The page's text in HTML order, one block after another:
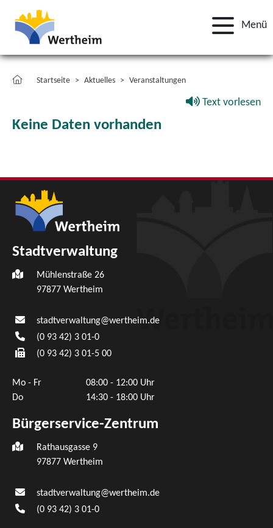
Menü
Startseite Aktuelles Veranstaltungen
Text vorlesen
Keine Daten vorhanden
Stadtverwaltung
Mühlenstraße 26
97877 Wertheim
stadtverwaltung@wertheim.de
(0 93 42) 3 01-0
(0 93 42) 3 01-5 00
Mo - Fr
08:00 - 12:00 Uhr
Do
14:30 - 18:00 Uhr
Bürgerservice-Zentrum
Rathausgasse 9
97877 Wertheim
stadtverwaltung@wertheim.de
(0 93 42) 3 01-0